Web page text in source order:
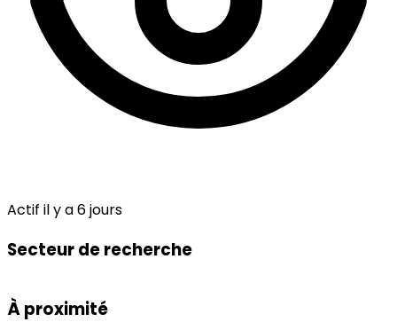
Actif il y a 6 jours
Secteur de recherche
+
À proximité